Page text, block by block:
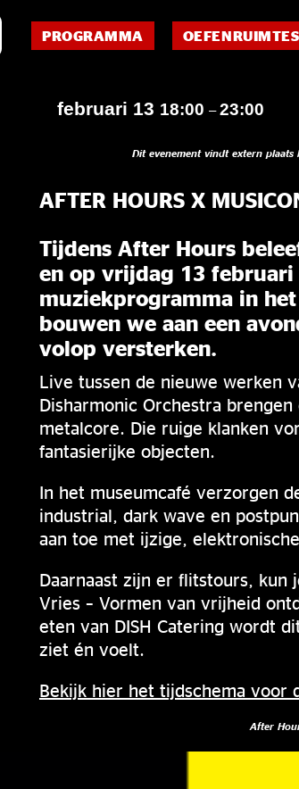
PROGRAMMA OEFENRUIMTES
februari 13 18:00 –23:00
Dit evenement vindt extern plaats
AFTER HOURS X
Tijdens After Hours
en op vrijdag 13
muziekprogramma in het
bouwen we aan een
volop versterken.
Live tussen de nieuwe werken
Disharmonic Orchestra
metalcore. Die ruige klanken
fantasierijke objecten.
In het museumcafé verzorgen
industrial, dark wave en
aan toe met ijzige,
Daarnaast zijn er flitstours, kun
Vries – Vormen van vrijheid
eten van DISH Catering wordt
ziet én voelt.
Bekijk hier het tijdschema voor
After